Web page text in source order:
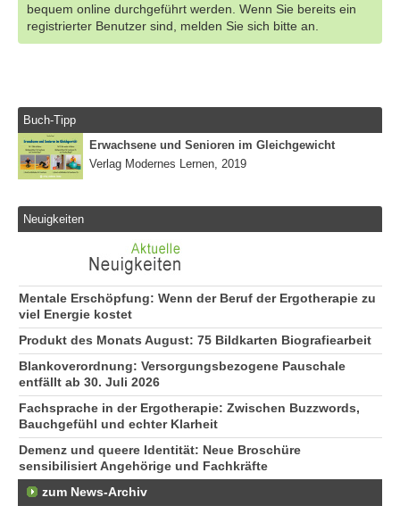
bequem online durchgeführt werden. Wenn Sie bereits ein
registrierter Benutzer sind, melden Sie sich bitte an.
Buch-Tipp
Erwachsene und Senioren im Gleichgewicht
Verlag Modernes Lernen, 2019
Neuigkeiten
Mentale Erschöpfung: Wenn der Beruf der Ergotherapie zu
viel Energie kostet
Produkt des Monats August: 75 Bildkarten Biografiearbeit
Blankoverordnung: Versorgungsbezogene Pauschale
entfällt ab 30. Juli 2026
Fachsprache in der Ergotherapie: Zwischen Buzzwords,
Bauchgefühl und echter Klarheit
Demenz und queere Identität: Neue Broschüre
sensibilisiert Angehörige und Fachkräfte
zum News-Archiv